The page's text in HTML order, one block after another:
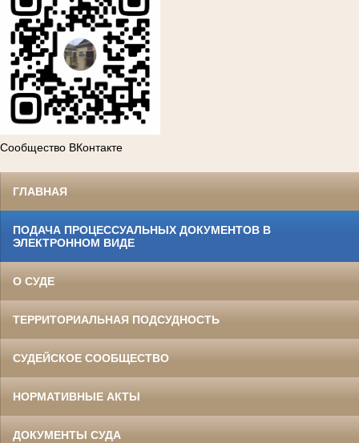
Сообщество ВКонтакте
ГЛАВНАЯ
ПОДАЧА ПРОЦЕССУАЛЬНЫХ ДОКУМЕНТОВ В
ЭЛЕКТРОННОМ ВИДЕ
О СУДЕ
ТЕРРИТОРИАЛЬНАЯ ПОДСУДНОСТЬ
СУДЕЙСКОЕ СООБЩЕСТВО
НОРМАТИВНЫЕ АКТЫ
ДОКУМЕНТЫ СУДА